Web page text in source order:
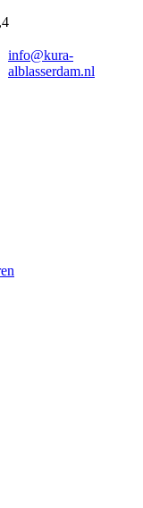
info@kura-
alblasserdam.nl